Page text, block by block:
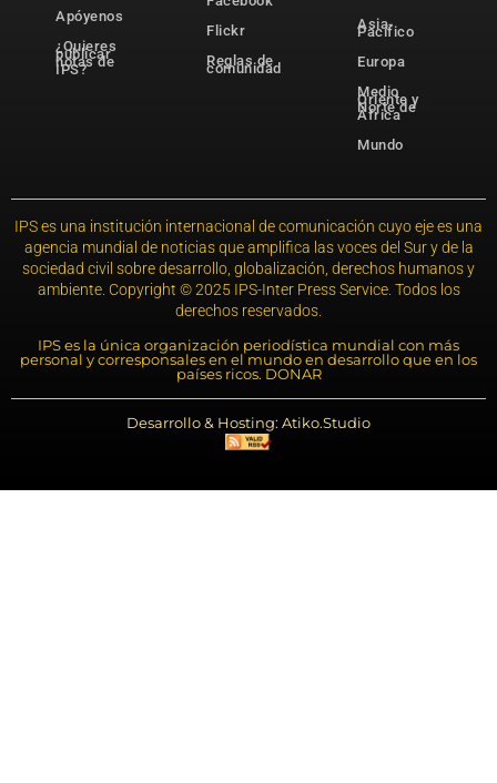
Apóyenos
¿Quieres
publicar
notas de
IPS?
Flickr
Reglas de
comunidad
Asia-
Pacífico
Europa
Medio
Oriente y
Norte de
África
Mundo
IPS es una institución internacional de comunicación cuyo eje es una
agencia mundial de noticias que amplifica las voces del Sur y de la
sociedad civil sobre desarrollo, globalización, derechos humanos y
ambiente. Copyright © 2025 IPS-Inter Press Service. Todos los
derechos reservados.
IPS es la única organización periodística mundial con más
personal y corresponsales en el mundo en desarrollo que en los
países ricos. DONAR
Desarrollo & Hosting: Atiko.Studio